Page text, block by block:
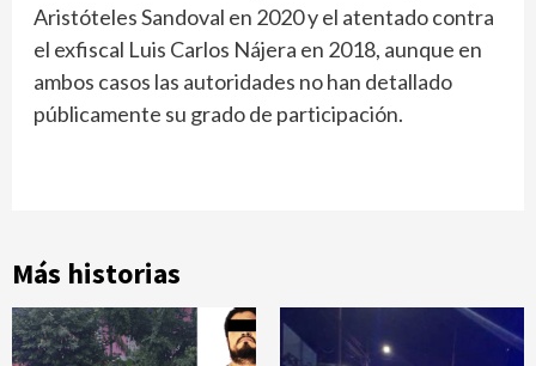
Aristóteles Sandoval en 2020 y el atentado contra
el exfiscal Luis Carlos Nájera en 2018, aunque en
ambos casos las autoridades no han detallado
públicamente su grado de participación.
Más historias